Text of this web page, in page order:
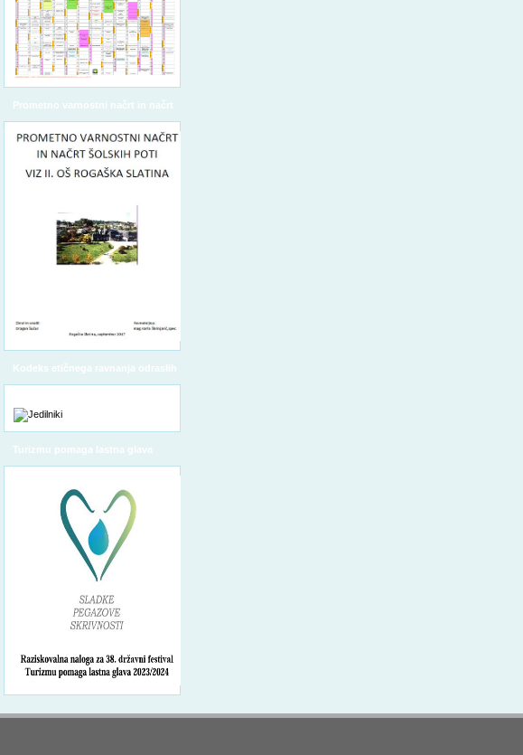
Prometno varnostni načrt in načrt
šolskih poti
Kodeks etičnega ravnanja odraslih
Turizmu pomaga lastna glava